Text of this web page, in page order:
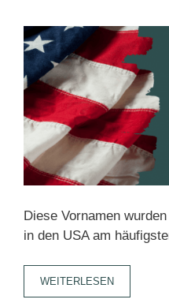
Diese Vornamen
in den USA am
WEITERLESEN